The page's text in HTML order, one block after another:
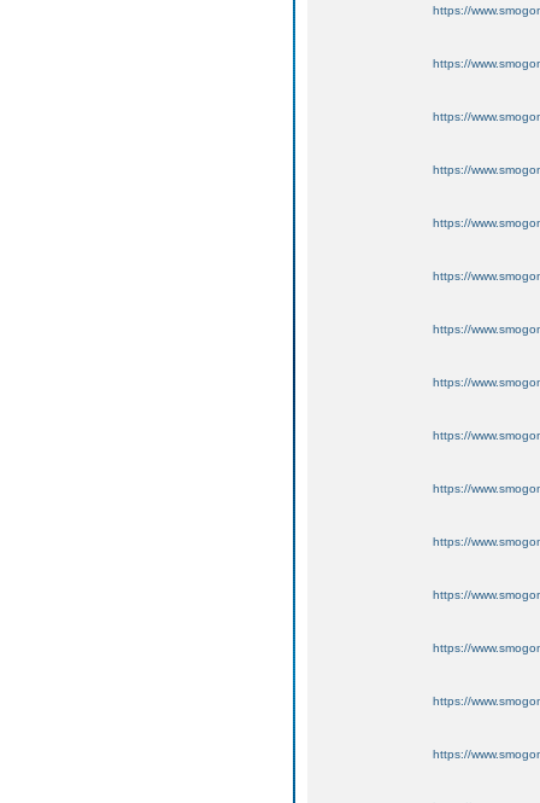
https://
https://
https://
https://
https://
https://
https://
https://
https://
https://
https://
https://
https://
https://
https://